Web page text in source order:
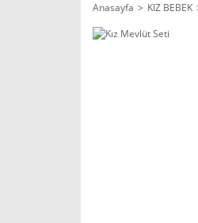
Anasayfa KIZ BEBEK